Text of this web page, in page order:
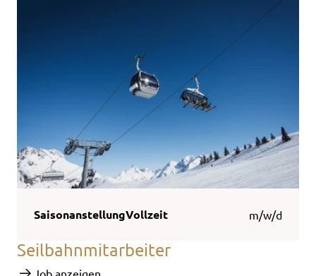
SaisonanstellungVollzeit m/w/d
Seilbahnmitarbeiter
Job anzeigen